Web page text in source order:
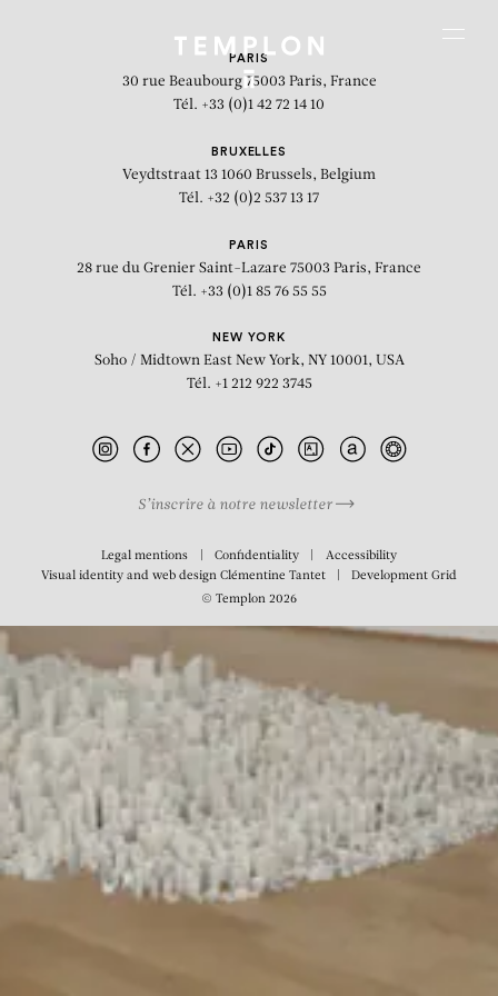
PARIS
30 rue Beaubourg 75003 Paris, France
Tél. +33 (0)1 42 72 14 10
BRUXELLES
Veydtstraat 13 1060 Brussels, Belgium
Tél. +32 (0)2 537 13 17
PARIS
28 rue du Grenier Saint-Lazare 75003 Paris, France
Tél. +33 (0)1 85 76 55 55
NEW YORK
Soho / Midtown East New York, NY 10001, USA
Tél. +1 212 922 3745
S’inscrire à notre newsletter
Legal mentions Confidentiality
Accessibility
Visual identity and web design Clémentine Tantet DevelopmentGrid
© Templon 2026